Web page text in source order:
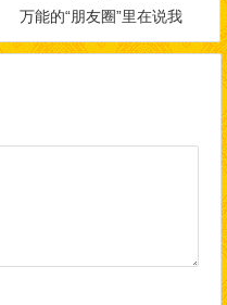
万能的“朋友圈”里在说我